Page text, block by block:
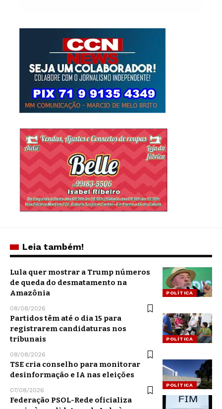
Leia também!
POLÍTICA
Lula quer mostrar a Trump números
de queda do desmatamento na
Amazônia
08/08/2026
POLÍTICA
Partidos têm até o dia 15 para
registrarem candidaturas nos
tribunais
08/08/2026
POLÍTICA
TSE cria conselho para monitorar
desinformação e IA nas eleições
07/08/2026
Federação PSOL-Rede oficializa